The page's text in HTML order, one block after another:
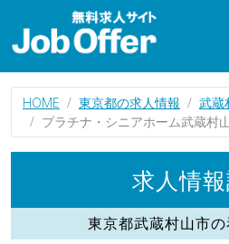
HOME 東京都の求人情報
武蔵
プラチナ・シニアホーム武蔵村
求人情
東京都武蔵村山市